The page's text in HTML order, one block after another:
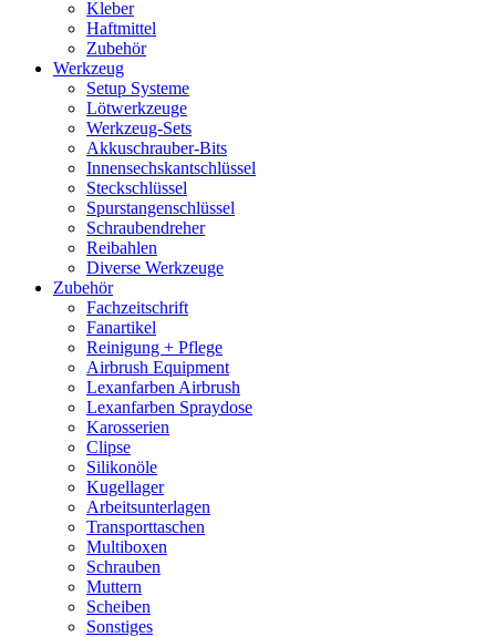
Kleber
Haftmittel
Zubehör
Werkzeug
Setup Systeme
Lötwerkzeuge
Werkzeug-Sets
Akkuschrauber-Bits
Innensechskantschlüssel
Steckschlüssel
Spurstangenschlüssel
Schraubendreher
Reibahlen
Diverse Werkzeuge
Zubehör
Fachzeitschrift
Fanartikel
Reinigung + Pflege
Airbrush Equipment
Lexanfarben Airbrush
Lexanfarben Spraydose
Karosserien
Clipse
Silikonöle
Kugellager
Arbeitsunterlagen
Transporttaschen
Multiboxen
Schrauben
Muttern
Scheiben
Sonstiges